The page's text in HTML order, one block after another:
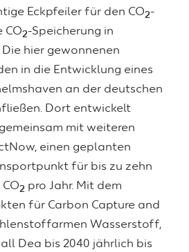
Eckpfeiler für den CO2-
CO2-Speicherung in
hier gewonnenen
in die Entwicklung eines
an der deutschen
Dort entwickelt
mit weiteren
einen geplanten
für bis zu zehn
2 pro Jahr. Mit dem
für Carbon Capture and
Wasserstoff,
Dea bis 2040 jährlich bis